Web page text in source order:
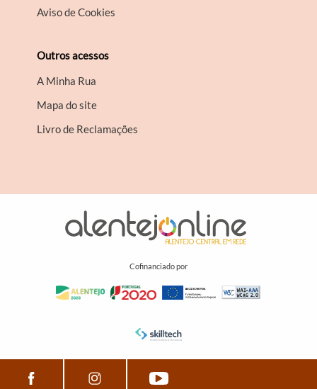
Aviso de Cookies
Outros acessos
A Minha Rua
Mapa do site
Livro de Reclamações
Cofinanciado por